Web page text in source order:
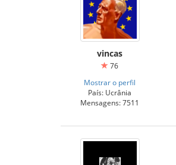
vincas
76
Mostrar o perfil
País: Ucrânia
Mensagens: 7511